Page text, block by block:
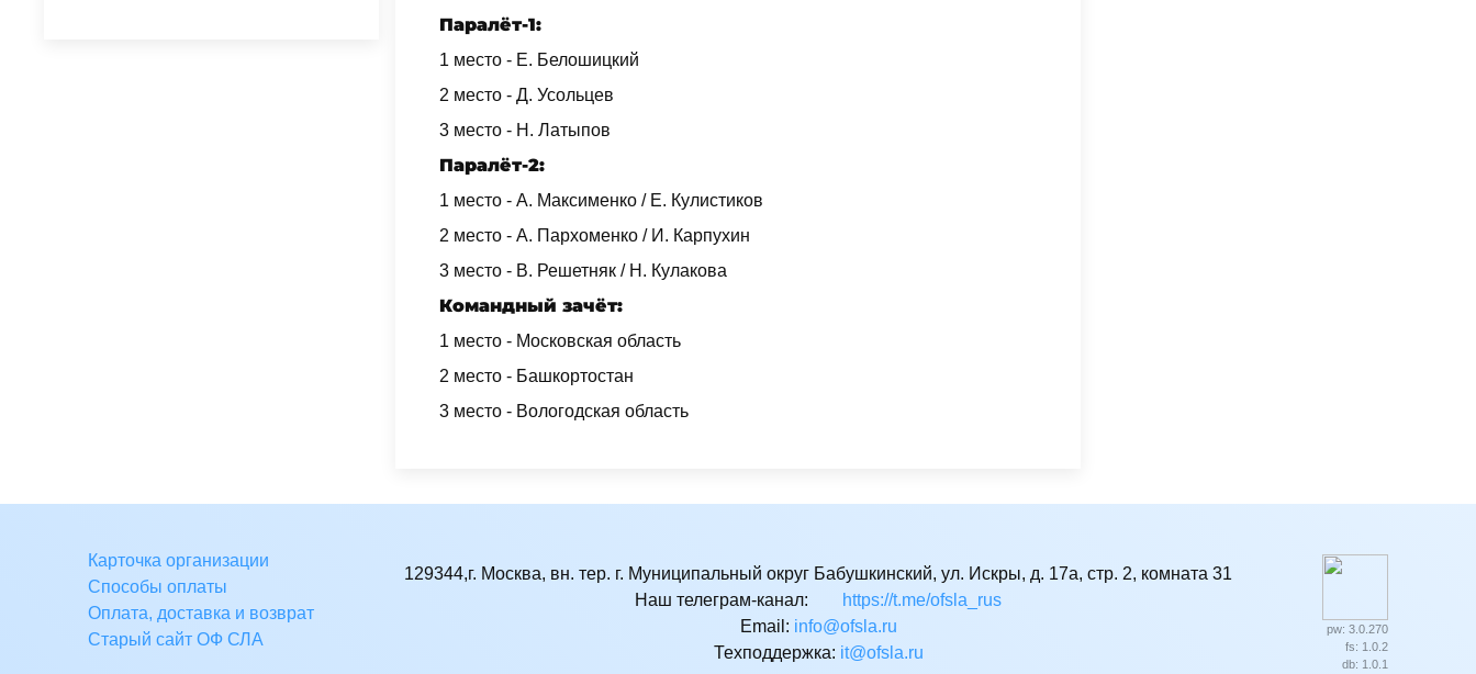
Паралёт-1:
1 место - Е. Белошицкий
2 место - Д. Усольцев
3 место - Н. Латыпов
Паралёт-2:
1 место - А. Максименко / Е. Кулистиков
2 место - А. Пархоменко / И. Карпухин
3 место - В. Решетняк / Н. Кулакова
Командный зачёт:
1 место - Московская область
2 место - Башкортостан
3 место - Вологодская область
Карточка организации
Способы оплаты
Оплата, доставка и возврат
Старый сайт ОФ СЛА
129344,г. Москва, вн. тер. г. Муниципальный округ Бабушкинский, ул. Искры, д. 17а, стр. 2, комната 31
Наш телеграм-канал:
https://t.me/ofsla_rus
Email: ur.alsfo@ofni
Техподдержка: ur.alsfo@ti
pw: 3.0.270
fs: 1.0.2
db: 1.0.1